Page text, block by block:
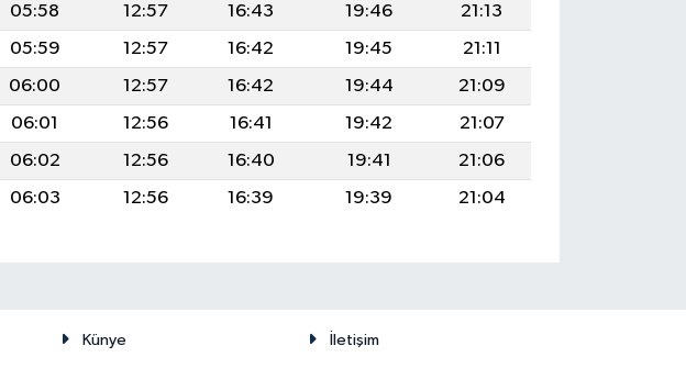
05:58 12:57 16:43 19:46
21:13
05:59 12:57 16:42 19:45
21:11
06:00 12:57 16:42 19:44
21:09
06:01 12:56 16:41 19:42
21:07
06:02 12:56 16:40 19:41
21:06
06:03 12:56 16:39 19:39 21:04
Künye İletişim